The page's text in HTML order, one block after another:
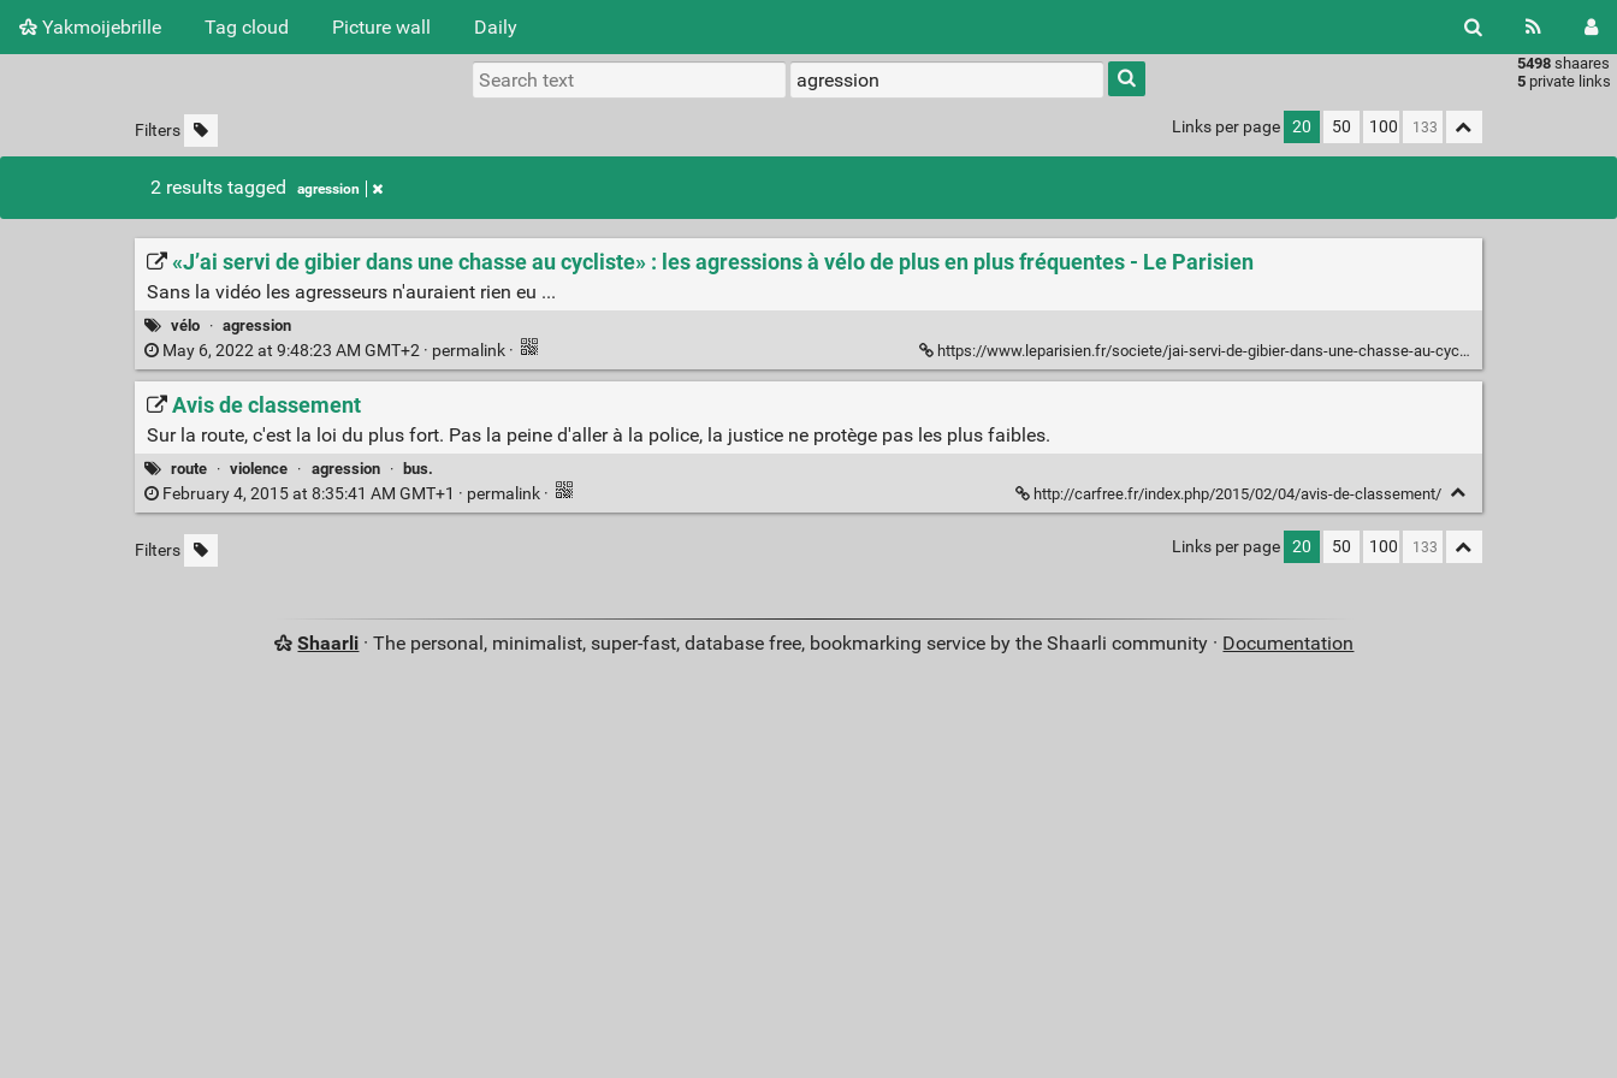
Yakmoijebrille Tag cloud Picture wall Daily
5498 shaares
5 private links
Type 1 or
more
characters
results.
Filters Links per page 20 50 100
2 results tagged agression
«J’ai servi de gibier dans une chasse au cycliste» : les agressions à vélo de plus en plus fréquentes - Le Parisien
Sans la vidéo les agresseurs n'auraient rien eu ...
vélo · agression
May 6, 2022 at 9:48:23 AM GMT+2 · permalink · https://www.leparisien.fr/societe/jai-servi-de-gibier-dans-une-chasse-au-cycliste-les-agressions-a-velo-de-plus-en-plus-frequentes-04-05-2022-BBF77EYCLBF37K4TBWPVEH3HIQ.php
Avis de classement
Sur la route, c'est la loi du plus fort. Pas la peine d'aller à la police, la justice ne protège pas les plus faibles.
route · violence · agression · bus.
February 4, 2015 at 8:35:41 AM GMT+1 · permalink · http://carfree.fr/index.php/2015/02/04/avis-de-classement/
Filters Links per page 20 50 100
Shaarli · The personal, minimalist, super-fast, database free, bookmarking service by the Shaarli community · Documentation